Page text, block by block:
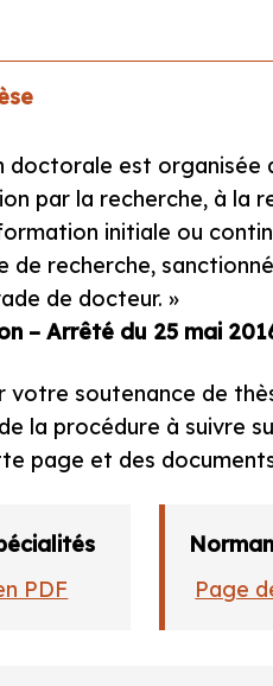
doctorale est organisée
par la recherche, à la
initiale ou
de recherche,
de docteur. »
– Arrêté du 25 mai
votre soutenance de
la procédure à suivre
page et des
PDF
Page